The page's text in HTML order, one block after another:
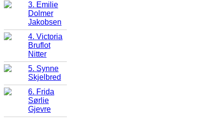
3. Emilie
Dolmer
Jakobsen
4. Victoria
Bruflot
Nitter
5. Synne
Skjelbred
6. Frida
Sørlie
Gjevre